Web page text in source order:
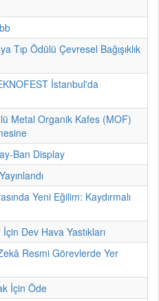
Tıp Ödülü Çevresel Bağışıklık
İstanbul'da
Metal Organik Kafes (MOF)
Ban Display
Yeni Eğilim: Kaydırmalı
Dev Hava Yastıkları
Resmi Görevlerde Yer
İçin Öde